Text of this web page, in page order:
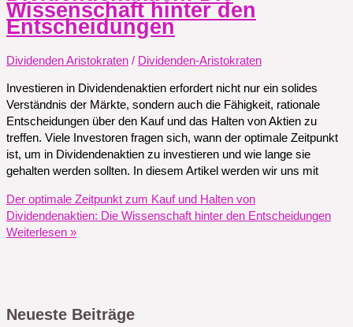
Wissenschaft hinter den
Entscheidungen
Dividenden Aristokraten / Dividenden-Aristokraten
Investieren in Dividendenaktien erfordert nicht nur ein solides
Verständnis der Märkte, sondern auch die Fähigkeit, rationale
Entscheidungen über den Kauf und das Halten von Aktien zu
treffen. Viele Investoren fragen sich, wann der optimale Zeitpunkt
ist, um in Dividendenaktien zu investieren und wie lange sie
gehalten werden sollten. In diesem Artikel werden wir uns mit
Der optimale Zeitpunkt zum Kauf und Halten von
Dividendenaktien: Die Wissenschaft hinter den Entscheidungen
Weiterlesen »
Neueste Beiträge